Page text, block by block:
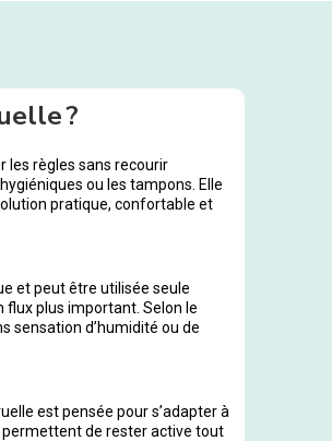
?
les règles sans recourir
ou les tampons. Elle
pratique, confortable et
et peut être utilisée seule
flux plus important. Selon le
sensation d’humidité ou de
est pensée pour s’adapter à
permettent de rester active tout